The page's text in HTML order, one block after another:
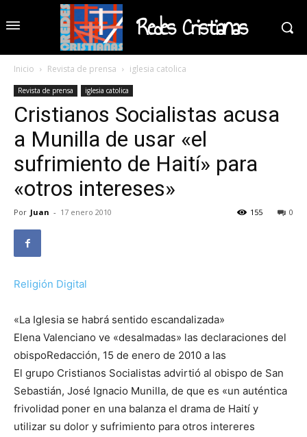
Redes Cristianas
Inicio Revista de prensa iglesia catolica
Revista de prensa iglesia catolica
Cristianos Socialistas acusa
a Munilla de usar «el
sufrimiento de Haití» para
«otros intereses»
Por Juan - 17 enero 2010 0
155
Religión Digital
«La Iglesia se habrá sentido escandalizada»
Elena Valenciano ve «desalmadas» las declaraciones del
obispoRedacción, 15 de enero de 2010 a las
El grupo Cristianos Socialistas advirtió al obispo de San
Sebastián, José Ignacio Munilla, de que es «un auténtica
frivolidad poner en una balanza el drama de Haití y
utilizar su dolor y sufrimiento para otros intereres